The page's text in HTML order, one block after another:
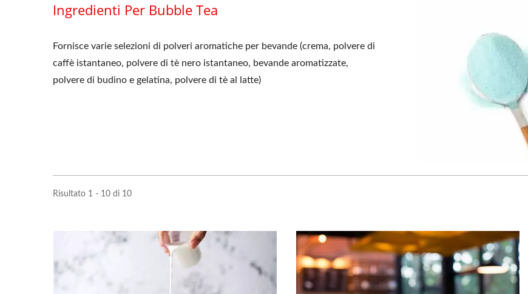
Ingredienti Per Bubble Tea
Fornisce varie selezioni di polveri aromatiche per bevande (crema, polvere di
caffè istantaneo, polvere di tè nero istantaneo, bevande aromatizzate,
polvere di budino e gelatina, polvere di tè al latte)
Risultato 1 - 10 di 10